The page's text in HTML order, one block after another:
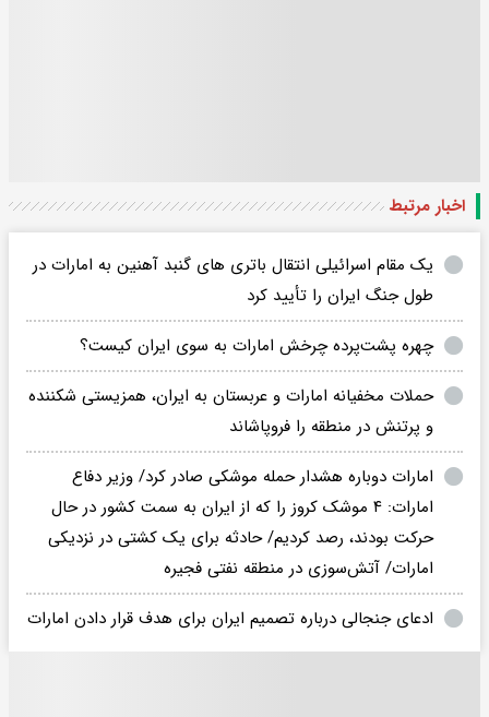
اخبار مرتبط
یک مقام اسرائیلی انتقال باتری های گنبد آهنین به امارات در
طول جنگ ایران را تأیید کرد
چهره پشت‌پرده چرخش امارات به سوی ایران کیست؟
حملات مخفیانه امارات و عربستان به ایران، همزیستی شکننده
و پرتنش در منطقه را فروپاشاند
امارات دوباره هشدار حمله موشکی صادر کرد/ وزیر دفاع
امارات: ۴ موشک کروز را که از ایران به سمت کشور در حال
حرکت بودند، رصد کردیم/ حادثه برای یک کشتی در نزدیکی
امارات/ آتش‌سوزی در منطقه نفتی فجیره
ادعای جنجالی درباره تصمیم ایران برای هدف قرار دادن امارات